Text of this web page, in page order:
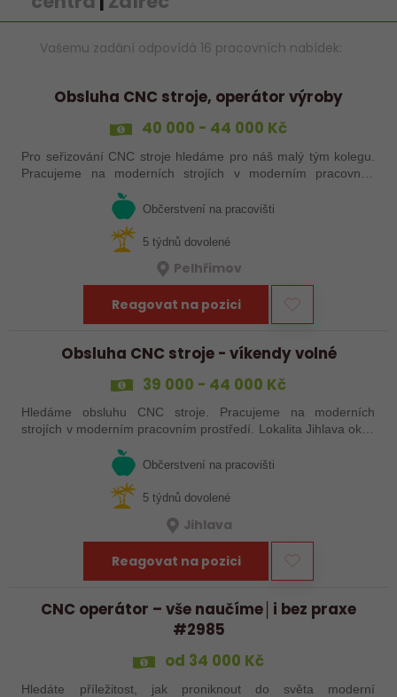
Vašemu zadání odpovídá 16 pracovních nabídek:
Obsluha CNC stroje, operátor výroby
40 000 - 44 000 Kč
Pro seřizování CNC stroje hledáme pro náš malý tým kolegu.
Pracujeme na moderních strojích v moderním pracovním
prostředí. Pracovistě 5 km od Jihlavy.
Občerstvení na pracovišti
5 týdnů dovolené
Pelhřimov
Reagovat na pozici
Obsluha CNC stroje - víkendy volné
39 000 - 44 000 Kč
Hledáme obsluhu CNC stroje. Pracujeme na moderních
strojích v moderním pracovním prostředí. Lokalita Jihlava okolí
Občerstvení na pracovišti
5 týdnů dovolené
Jihlava
Reagovat na pozici
CNC operátor – vše naučíme│i bez praxe
#2985
od 34 000 Kč
Hledáte příležitost, jak proniknout do světa moderní